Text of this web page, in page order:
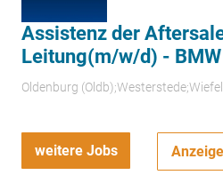
Assistenz der
Leitung(m/w/d) - BMW
Oldenburg
weitere Jobs